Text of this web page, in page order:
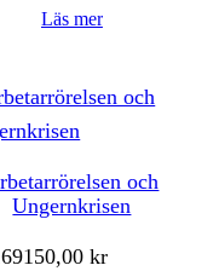
Läs mer
och
Ungernkrisen
150,00kr